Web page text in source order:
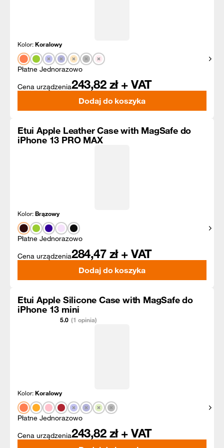
Kolor:Koralowy
Płatne Jednorazowo
Cena urządzenia243,82 zł + VAT
Dodaj do koszyka
Etui Apple Leather Case with MagSafe do
iPhone 13 PRO MAX
Kolor:Brązowy
Płatne Jednorazowo
Cena urządzenia284,47 zł + VAT
Dodaj do koszyka
Etui Apple Silicone Case with MagSafe do
iPhone 13 mini
5.0 (1 opinia)
Kolor:Koralowy
Płatne Jednorazowo
Cena urządzenia243,82 zł + VAT